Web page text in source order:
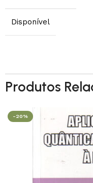
Disponível
Produtos
-20%